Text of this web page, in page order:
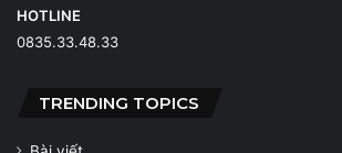
HOTLINE
0835.33.48.33
TRENDING TOPICS